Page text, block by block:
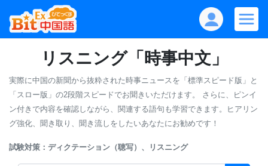
リスニング「時事中文」
実際に中国の新聞から抜粋された時事ニュースを「標準スピード版」と
「スロー版」の2段階スピードでお聞きいただけます。
さらに、ピンイ
ン付きで内容を確認しながら、関連する語句も学習できます。ヒアリン
グ強化、聞き取り、聞き流しをしたいあなたにお勧めです！
試験対策：ディクテーション（聴写）、リスニング